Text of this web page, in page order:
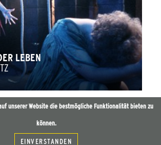
LEBEN
unserer Website die bestmögliche Funktionalität bieten zu
können.
EINVERSTANDEN